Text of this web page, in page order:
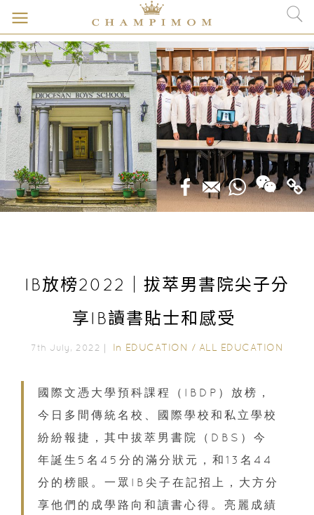
IB放榜2022｜拔萃男書院尖子分
享IB讀書貼士和感受
7th July, 2022｜ In EDUCATION / ALL EDUCATION
國際文憑大學預科課程（IBDP）放榜，
今日多間傳統名校、國際學校和私立學校
紛紛報捷，其中拔萃男書院（DBS）今
年誕生5名45分的滿分狀元，和13名44
分的榜眼。一眾IB尖子在記招上，大方分
享他們的成學路向和讀書心得。亮麗成績